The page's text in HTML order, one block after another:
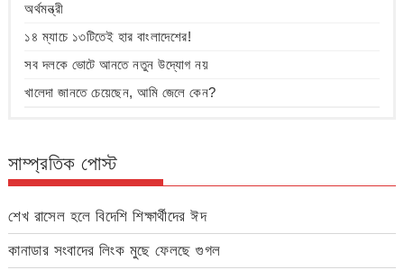
অর্থমন্ত্রী
১৪ ম্যাচে ১৩টিতেই হার বাংলাদেশের!
সব দলকে ভোটে আনতে নতুন উদ্যোগ নয়
খালেদা জানতে চেয়েছেন, আমি জেলে কেন?
সাম্প্রতিক পোস্ট
শেখ রাসেল হলে বিদেশি শিক্ষার্থীদের ঈদ
কানাডার সংবাদের লিংক মুছে ফেলছে গুগল